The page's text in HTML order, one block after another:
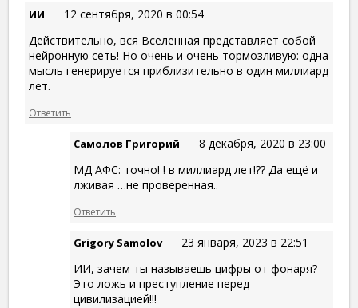
ИИ
12 сентября, 2020 в 00:54
Действительно, вся Вселенная представляет собой
нейронную сеть! Но очень и очень тормозливую: одна
мысль генерируется приблизительно в один миллиард
лет.
Ответить
Самолов Григорий
8 декабря, 2020 в 23:00
МД АФС: точно! ! в миллиард лет!?? Да ещё и
лживая …не проверенная..
Ответить
Grigory Samolov
23 января, 2023 в 22:51
ИИ, зачем ты называешь цифры от фонаря?
Это ложь и преступление перед
цивилизацией!!!